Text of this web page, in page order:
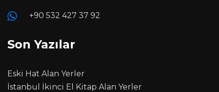
+90 532 427 37 92
Son Yazılar
Eski Hat Alan Yerler
İstanbul İkinci El Kitap Alan Yerler